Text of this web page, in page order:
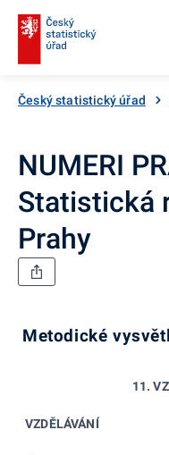
Český statistický úřad
NUMERI
Statistická
Prahy
Metodické
11.
VZDĚLÁVÁNÍ